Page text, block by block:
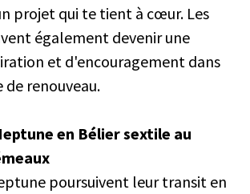
projet qui te tient à cœur. Les
également devenir une
et d'encouragement dans
renouveau.
en Bélier sextile au
poursuivent leur transit en